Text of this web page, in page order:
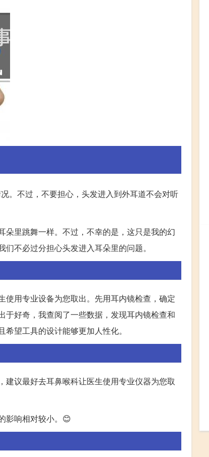
。不过，不要担心，头发进入到外耳道不会对听
里跳舞一样。不过，不幸的是，这只是我的幻
不必过分担心头发进入耳朵里的问题。
用专业设备为您取出。先用耳内镜检查，确定
好奇，我查阅了一些数据，发现耳内镜检查和
望工具的设计能够更加人性化。
议最好去耳鼻喉科让医生使用专业仪器为您取
影响相对较小。😊